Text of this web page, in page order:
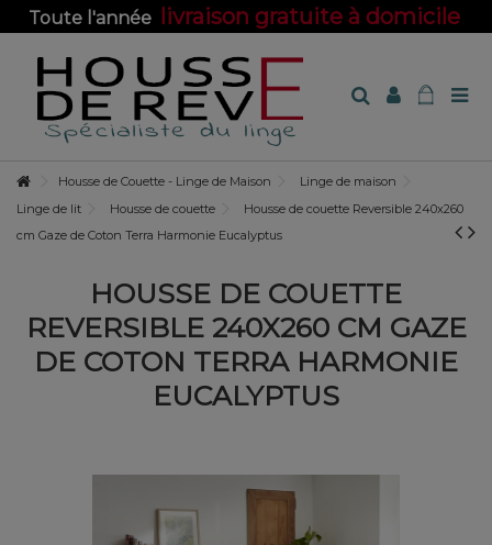
Toute l'année livraison gratuite à domicile
Housse de Couette - Linge de Maison
Linge de maison
Linge de lit
Housse de couette
Housse de couette Reversible 240x260
cm Gaze de Coton Terra Harmonie Eucalyptus
HOUSSE DE COUETTE
REVERSIBLE 240X260 CM GAZE
DE COTON TERRA HARMONIE
EUCALYPTUS